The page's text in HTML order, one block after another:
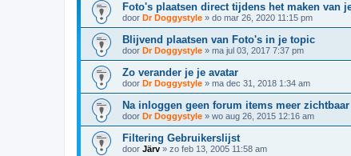
Foto's plaatsen direct tijdens het maken van
door Dr Doggystyle » do mar 26, 2020 11:15 pm
Blijvend plaatsen van Foto's in je topic
door Dr Doggystyle » ma jul 03, 2017 7:37 pm
Zo verander je je avatar
door Dr Doggystyle » ma dec 31, 2018 1:34 am
Na inloggen geen forum items meer zichtbaar
door Dr Doggystyle » wo aug 26, 2015 12:16 am
Filtering Gebruikerslijst
door Järv » zo feb 13, 2005 11:58 am